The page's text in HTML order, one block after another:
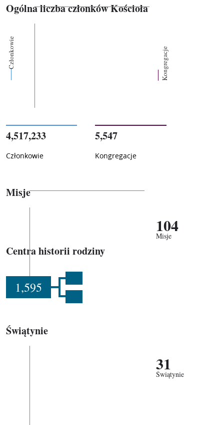
Ogólna liczba członków Kościoła
Członkowie Kongregacje
4,517,233
Członkowie
5,547
Kongregacje
Misje
104
Misje
Centra historii rodziny
1,595
Świątynie
31
Świątynie